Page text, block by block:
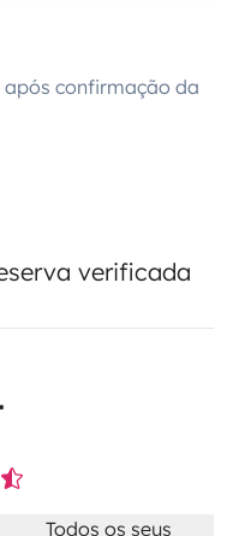
confirmação da
verificada
Todos os seus